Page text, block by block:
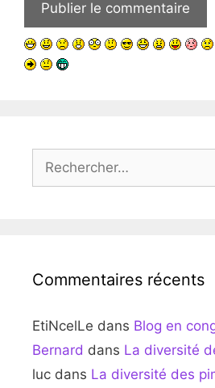
Rechercher :
Commentaires récents
EtiNcelLe dans Blog en
Bernard dans La diversité
luc dans La diversité des